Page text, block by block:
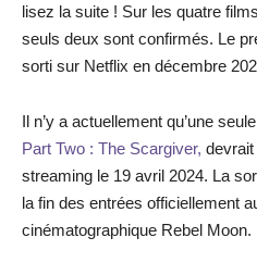
lisez la suite ! Sur les quatre
seuls deux sont confirmés. Le
sorti sur Netflix en décembre
Il n’y a actuellement qu’une
Part Two : The Scargiver,
streaming le 19 avril 2024. La
la fin des entrées officiellement
cinématographique Rebel Moon.